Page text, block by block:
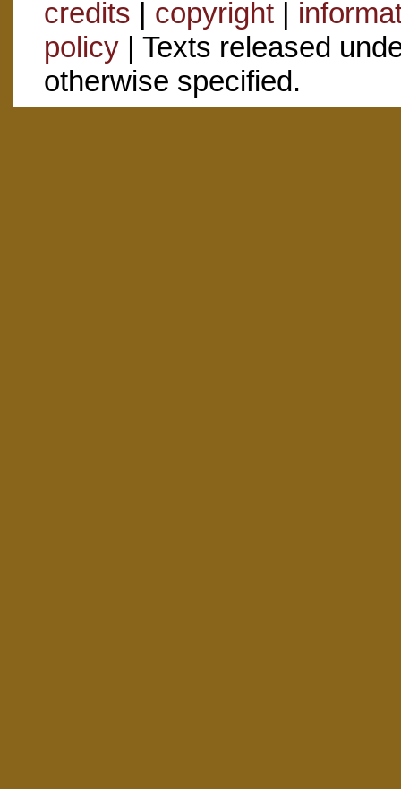
credits | copyright|
policy| Texts released
otherwise specified.